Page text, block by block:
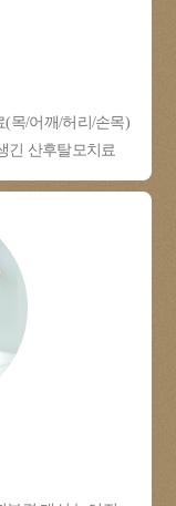
(목/어깨/허리/손목)
긴 산후탈모치료